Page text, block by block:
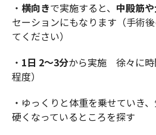
・ 横向きで実施すると、 中殿筋
セーションにもなります（手術
てください）
・ 1日 2〜3分から実施 徐々に時
程度）
・ゆっくりと体重を乗せていき
硬くなっているところを探す